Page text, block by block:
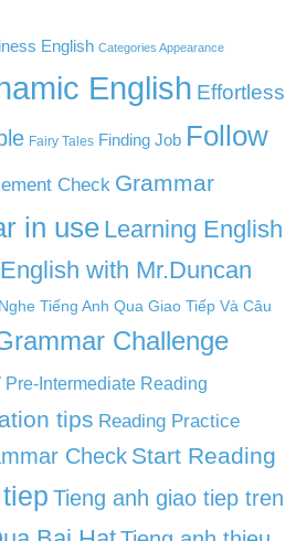
English Categories Appearance
English Effortless
Fairy Tales Finding Job Follow
Check Grammar
in use Learning English
with Mr.Duncan
Tiếng Anh Qua Giao Tiếp Và Câu
Challenge
Pre-Intermediate Reading
tips Reading Practice
Check Start Reading
Tieng anh giao tiep tren